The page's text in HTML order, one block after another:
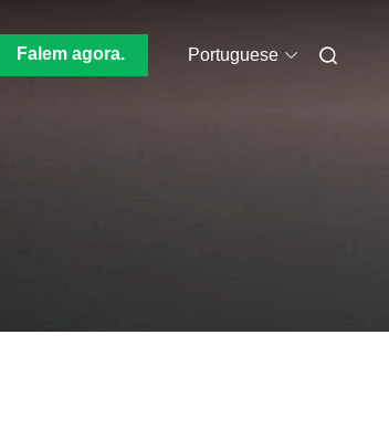
Falem agora. Portuguese